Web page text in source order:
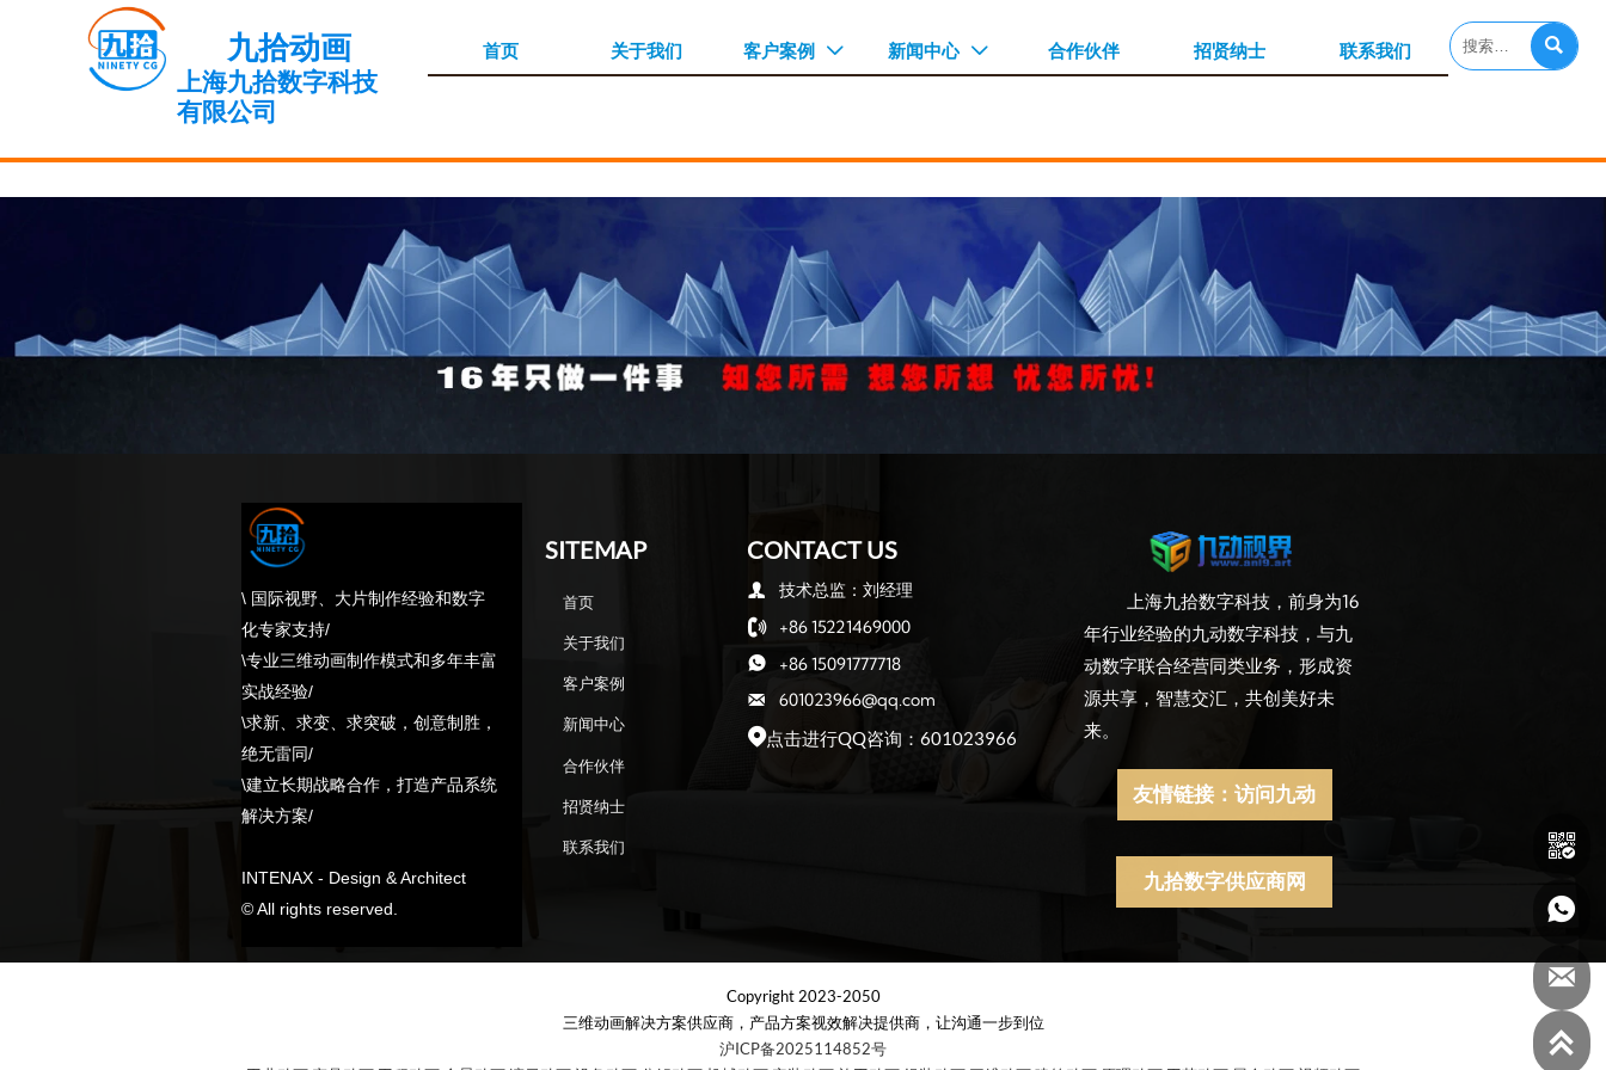
九拾动画
上海九拾数字科技
有限公司
首页 关于我们 客户案例  新闻中心  合作伙伴 招贤纳士 联系我们 
\ 国际视野、大片制作经验和数字
化专家支持/
\专业三维动画制作模式和多年丰富
实战经验/
\求新、求变、求突破，创意制胜，
绝无雷同/
\建立长期战略合作，打造产品系统
解决方案/
INTENAX - Design & Architect
© All rights reserved.
SITEMAP
首页
关于我们
客户案例
新闻中心
合作伙伴
招贤纳士
联系我们
CONTACT US
 技术总监：刘经理
 +86 15221469000
 +86 15091777718

601023966@qq.com
点击进行QQ咨询：601023966
上海九拾数字科技，前身为16
年行业经验的九动数字科技，与九
动数字联合经营同类业务，形成资
源共享，智慧交汇，共创美好未
来。
友情链接：访问九动
九拾数字供应商网
Copyright 2023-2050
三维动画解决方案供应商，产品方案视效解决提供商，让沟通一步到位
沪ICP备2025114852号



